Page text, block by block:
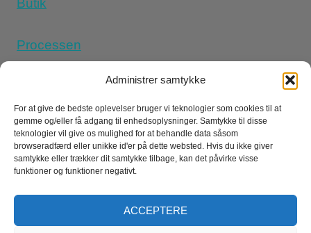
Administrer samtykke
For at give de bedste oplevelser bruger vi teknologier som cookies til at
gemme og/eller få adgang til enhedsoplysninger. Samtykke til disse
teknologier vil give os mulighed for at behandle data såsom
browseradfærd eller unikke id'er på dette websted. Hvis du ikke giver
samtykke eller trækker dit samtykke tilbage, kan det påvirke visse
funktioner og funktioner negativt.
ACCEPTERE
Butik
Processen
Mindetatoveringstatoveringer
Cookiepolitik (UK)
Politik for tilbagebetaling og returneringer
Betingelser og Vilkår